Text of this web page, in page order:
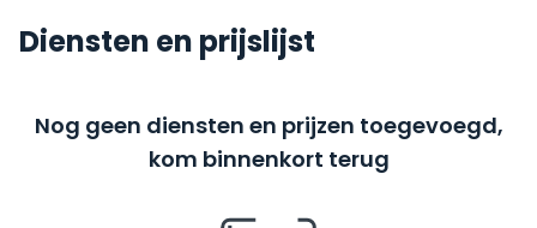
Diensten en prijslijst
Nog geen diensten en prijzen toegevoegd,
kom binnenkort terug